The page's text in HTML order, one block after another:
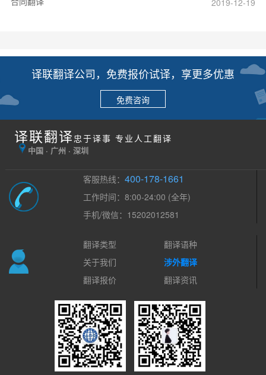
译联翻译公司，免费报价试译，享更多优惠
免费咨询
译联翻译 忠于译事 专业人工翻译
中国 · 广州 · 深圳
客服热线：400-178-1661
工作时间：8:00-24:00 (全年)
手机/微信：15202012581
翻译类型
翻译语种
关于我们
涉外翻译
翻译报价
翻译资讯